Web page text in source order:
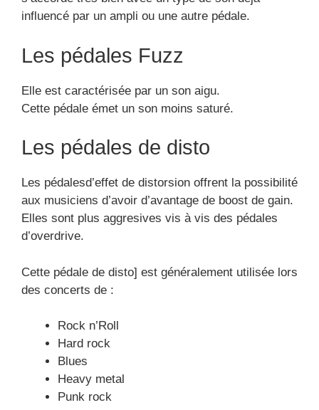
influencé par un ampli ou une autre pédale.
Les pédales Fuzz
Elle est caractérisée par un son aigu.
Cette pédale émet un son moins saturé.
Les pédales de disto
Les pédalesd’effet de distorsion offrent la possibilité
aux musiciens d’avoir d’avantage de boost de gain.
Elles sont plus aggresives vis à vis des pédales
d’overdrive.
Cette pédale de disto] est généralement utilisée lors
des concerts de :
Rock n’Roll
Hard rock
Blues
Heavy metal
Punk rock